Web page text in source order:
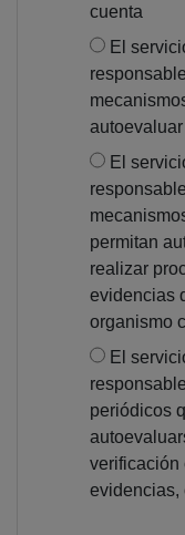
cuenta
El
El
permitan
realizar
evidencias
organismo
El
periódicos
verificación
evidencias,